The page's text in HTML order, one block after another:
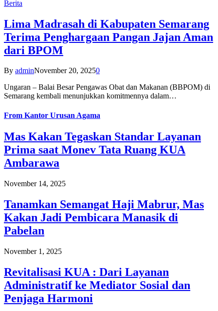
Berita
Lima Madrasah di Kabupaten Semarang
Terima Penghargaan Pangan Jajan Aman
dari BPOM
By adminNovember 20, 20250
Ungaran – Balai Besar Pengawas Obat dan Makanan (BBPOM) di
Semarang kembali menunjukkan komitmennya dalam…
From Kantor Urusan Agama
Mas Kakan Tegaskan Standar Layanan
Prima saat Monev Tata Ruang KUA
Ambarawa
November 14, 2025
Tanamkan Semangat Haji Mabrur, Mas
Kakan Jadi Pembicara Manasik di
Pabelan
November 1, 2025
Revitalisasi KUA : Dari Layanan
Administratif ke Mediator Sosial dan
Penjaga Harmoni